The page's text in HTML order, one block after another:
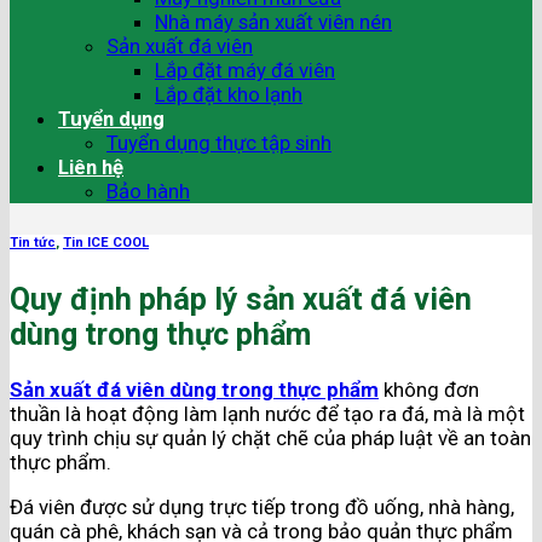
Nhà máy sản xuất viên nén
Sản xuất đá viên
Lắp đặt máy đá viên
Lắp đặt kho lạnh
Tuyển dụng
Tuyển dụng thực tập sinh
Liên hệ
Bảo hành
Tin tức, Tin ICE COOL
Quy định pháp lý sản xuất đá viên
dùng trong thực phẩm
Sản xuất đá viên dùng trong thực phẩm không đơn
thuần là hoạt động làm lạnh nước để tạo ra đá, mà là một
quy trình chịu sự quản lý chặt chẽ của pháp luật về an toàn
thực phẩm.
Đá viên được sử dụng trực tiếp trong đồ uống, nhà hàng,
quán cà phê, khách sạn và cả trong bảo quản thực phẩm